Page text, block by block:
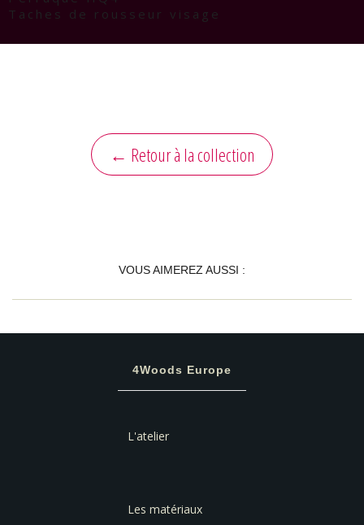
Taches de rousseur visage
← Retour à la collection
VOUS AIMEREZ AUSSI :
4Woods Europe
L'atelier
Les matériaux